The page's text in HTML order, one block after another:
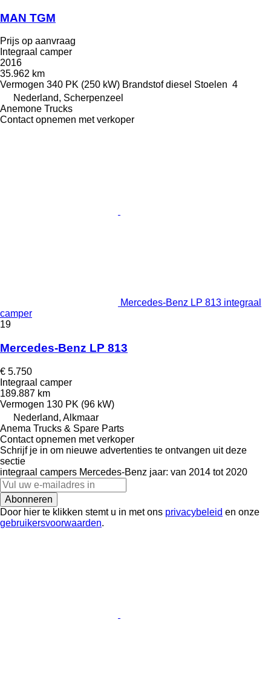
MAN TGM
Prijs op aanvraag
Integraal camper
2016
35.962 km
Vermogen 340 PK (250 kW) Brandstof diesel Stoelen 4
Nederland, Scherpenzeel
Anemone Trucks
Contact opnemen met verkoper
Mercedes-Benz LP 813 integraal
camper
19
Mercedes-Benz LP 813
€ 5.750
Integraal camper
189.887 km
Vermogen 130 PK (96 kW)
Nederland, Alkmaar
Anema Trucks & Spare Parts
Contact opnemen met verkoper
Schrijf je in om nieuwe advertenties te ontvangen uit deze
sectie
integraal campers Mercedes-Benz jaar: van 2014 tot 2020
Abonneren
Door hier te klikken stemt u in met ons privacybeleid en onze
gebruikersvoorwaarden.